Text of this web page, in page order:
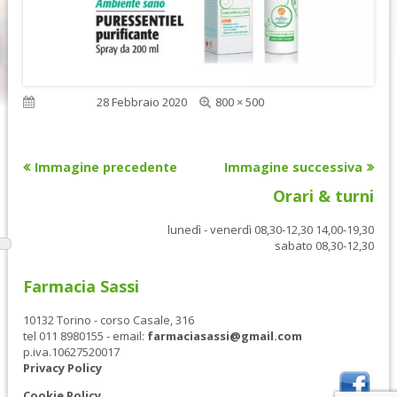
Pubblicato28 Febbraio 2020
Dimensione
800 × 500
Immagine precedente Immagine successiva
Orari & turni
lunedì - venerdì 08,30-12,30 14,00-19,30
sabato 08,30-12,30
Farmacia Sassi
10132 Torino - corso Casale, 316
tel 011 8980155 - email: farmaciasassi@gmail.com
p.iva.10627520017
Privacy Policy